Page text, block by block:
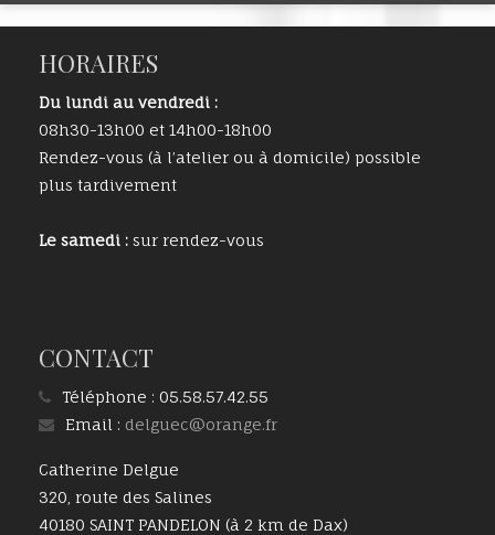
HORAIRES
Du lundi au vendredi :
08h30-13h00 et 14h00-18h00
Rendez-vous (à l’atelier ou à domicile) possible
plus tardivement
Le samedi : sur rendez-vous
CONTACT
Téléphone : 05.58.57.42.55
Email : delguec@orange.fr
Catherine Delgue
320, route des Salines
40180 SAINT PANDELON (à 2 km de Dax)